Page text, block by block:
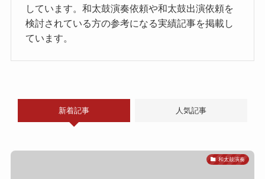
しています。和太鼓演奏依頼や和太鼓出演依頼を
検討されている方の参考になる実績記事を掲載し
ています。
新着記事 人気記事
和太鼓演奏